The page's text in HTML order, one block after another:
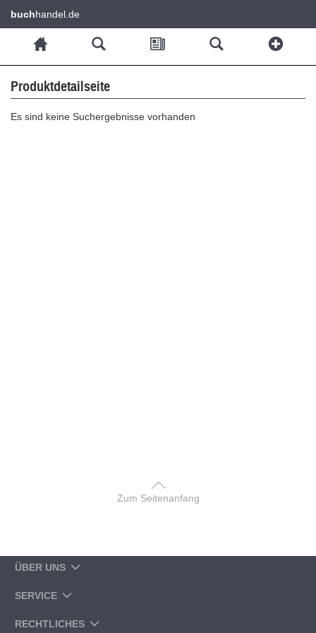
buchhandel.de
Produktdetailseite
Es sind keine Suchergebnisse vorhanden
Zum Seitenanfang
ÜBER UNS
SERVICE
RECHTLICHES